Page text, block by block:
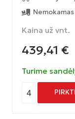
Kaina už vnt.
439,41 €
Turime
4 PIRKTI